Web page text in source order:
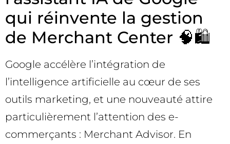
qui réinvente la gestion
de Merchant Center 🧠🛍️
Google accélère l’intégration de
l’intelligence artificielle au cœur de ses
outils marketing, et une nouveauté attire
particulièrement l’attention des e-
commerçants : Merchant Advisor. En